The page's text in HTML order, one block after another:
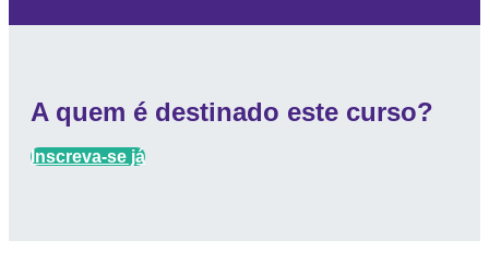
A quem é destinado este curso?
Inscreva-se já